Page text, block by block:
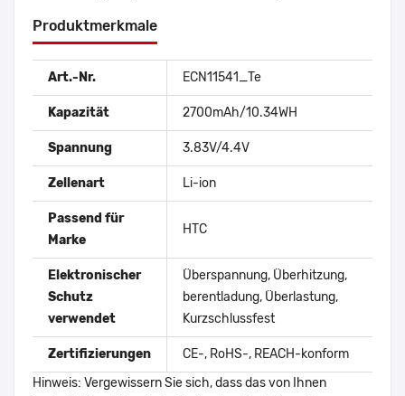
Produktmerkmale
Art.-Nr. ECN11541_Te
Kapazität 2700mAh/10.34WH
Spannung 3.83V/4.4V
Zellenart Li-ion
Passend für
Marke
HTC
Elektronischer
Schutz
verwendet
Überspannung, Überhitzung,
berentladung, Überlastung,
Kurzschlussfest
Zertifizierungen
CE-, RoHS-, REACH-konform
Hinweis: Vergewissern Sie sich, dass das von Ihnen